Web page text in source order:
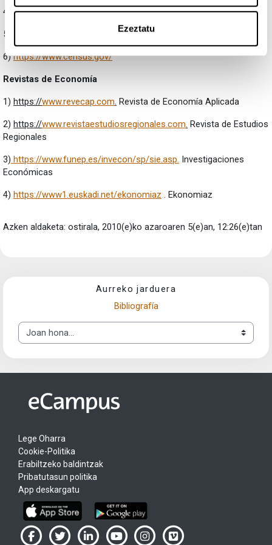
Ezeztatu
4) https://econ.queensu.ca/jae/
5) https://www.psidonline.isr.umich.edu/data/
6)https://www.census.gov/
Revistas de Economía
1) https://www.revecap.com. Revista de Economía Aplicada
2) https://www.revistaestudiosregionales.com. Revista de Estudios
Regionales
3) https://www.funep.es/invecon/sp/sie.asp. Investigaciones
Económicas
4) https://www1.euskadi.net/ekonomiaz . Ekonomiaz
Azken aldaketa: ostirala, 2010(e)ko azaroaren 5(e)an, 12:26(e)tan
Aurreko jarduera
Bibliografía
Joan hona...
Lege Oharra
Cookie-Politika
Erabiltzeko baldintzak
Pribatutasun politika
App deskargatu
UPV/EHU en Facebook (abre ventana nueva)
UPV/EHU en Twitter (abre ventana nueva)
UPV/EHU en LinkedIn (abre ventana nueva)
UPV/EHU en YouTube (abre
UPV/EHU en Instagram